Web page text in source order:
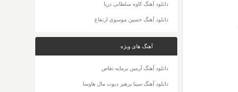
دانلود آهنگ کاوه سلطانی دریا
دانلود آهنگ حسین موسوی ارتفاع
آهنگ های ویژه
دانلود آهنگ آرمین برمایه تقاص
دانلود آهنگ سینا پرهیز دیوت مال هاوسا